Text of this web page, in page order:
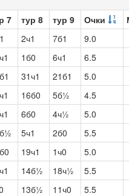
7 тур 8 тур 9 Очки
2ч1 7б1 9.0
1б0 6ч1 6.5
31ч1 21б1 5.0
16б0 5б½ 4.5
6б0 4ч½ 5.0
5ч1 2б0 5.5
19ч1 1ч0 5.0
14б½ 18ч½ 5.5
13б½ 11ч0 5.5